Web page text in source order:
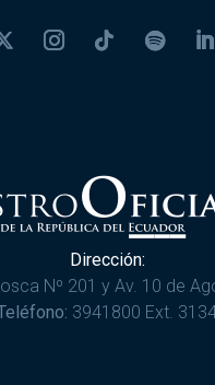
Dirección:
Nº 201 y Av. 10 de
3941800 Ext.